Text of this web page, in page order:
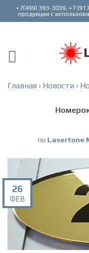
+7(499) 393-3039, +7
Главная › Новости ›
по Lasertone
26
ФЕВ